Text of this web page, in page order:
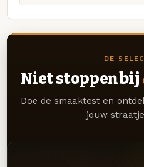
DE
Niet stoppen bij
Doe de smaaktest en
jouw